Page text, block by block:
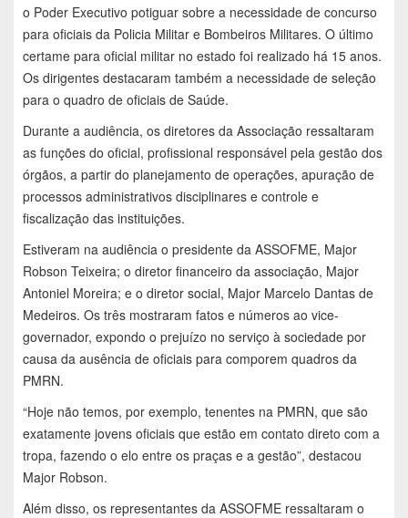
o Poder Executivo potiguar sobre a necessidade de concurso
para oficiais da Policia Militar e Bombeiros Militares. O último
certame para oficial militar no estado foi realizado há 15 anos.
Os dirigentes destacaram também a necessidade de seleção
para o quadro de oficiais de Saúde.
Durante a audiência, os diretores da Associação ressaltaram
as funções do oficial, profissional responsável pela gestão dos
órgãos, a partir do planejamento de operações, apuração de
processos administrativos disciplinares e controle e
fiscalização das instituições.
Estiveram na audiência o presidente da ASSOFME, Major
Robson Teixeira; o diretor financeiro da associação, Major
Antoniel Moreira; e o diretor social, Major Marcelo Dantas de
Medeiros. Os três mostraram fatos e números ao vice-
governador, expondo o prejuízo no serviço à sociedade por
causa da ausência de oficiais para comporem quadros da
PMRN.
“Hoje não temos, por exemplo, tenentes na PMRN, que são
exatamente jovens oficiais que estão em contato direto com a
tropa, fazendo o elo entre os praças e a gestão”, destacou
Major Robson.
Além disso, os representantes da ASSOFME ressaltaram o